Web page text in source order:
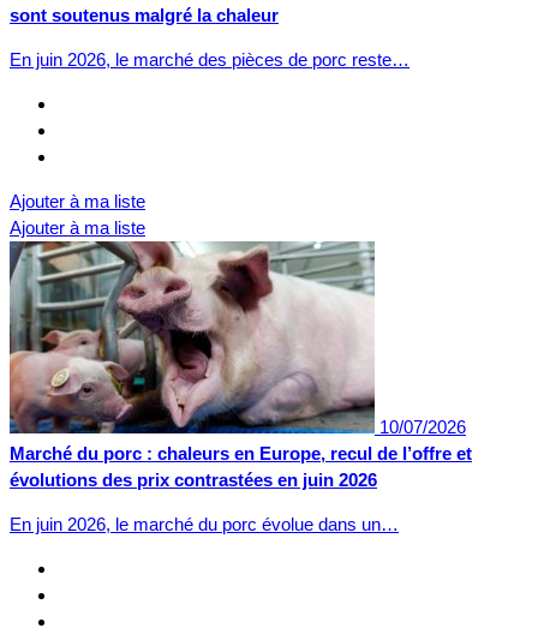
sont soutenus malgré la chaleur
En juin 2026, le marché des pièces de porc reste…
Ajouter à ma liste
Ajouter à ma liste
10/07/2026
Marché du porc : chaleurs en Europe, recul de l’offre et
évolutions des prix contrastées en juin 2026
En juin 2026, le marché du porc évolue dans un…